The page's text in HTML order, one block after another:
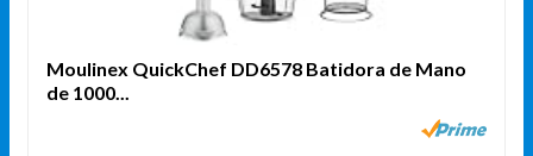
Moulinex QuickChef DD6578 Batidora de Mano
de 1000...